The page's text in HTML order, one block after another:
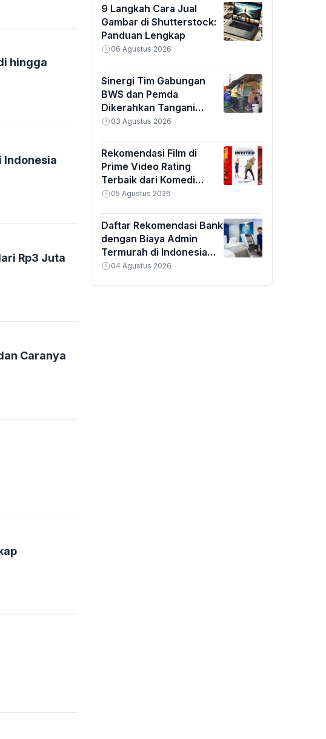
hingga
Indonesia
Rp3 Juta
Caranya
9 Langkah Cara Jual
Gambar di Shutterstock:
Panduan Lengkap
06 Agustus 2026
Sinergi Tim Gabungan
BWS dan Pemda
Dikerahkan Tangani
Banjir Padang
03 Agustus 2026
Rekomendasi Film di
Prime Video Rating
Terbaik dari Komedi
hingga Horor
05 Agustus 2026
Daftar Rekomendasi Bank
dengan Biaya Admin
Termurah di Indonesia
2026
04 Agustus 2026